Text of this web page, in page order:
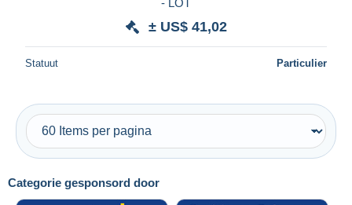
Categorie gesponsord door
± US$ 41,02
Statuut Particulier